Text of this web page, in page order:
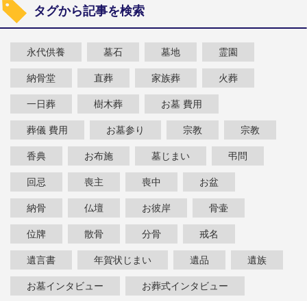
タグから記事を検索
永代供養 墓石 墓地 霊園
納骨堂 直葬 家族葬 火葬
一日葬 樹木葬 お墓 費用
葬儀 費用 お墓参り 宗教 宗教
香典 お布施 墓じまい 弔問
回忌 喪主 喪中 お盆
納骨 仏壇 お彼岸 骨壷
位牌 散骨 分骨 戒名
遺言書 年賀状じまい 遺品 遺族
お墓インタビュー お葬式インタビュー